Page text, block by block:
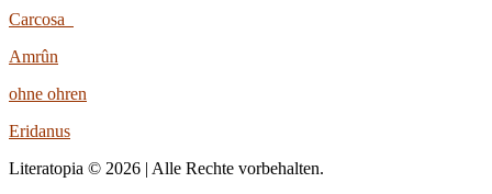
Carcosa
Amrûn
ohne ohren
Eridanus
Literatopia © 2026 | Alle Rechte vorbehalten.